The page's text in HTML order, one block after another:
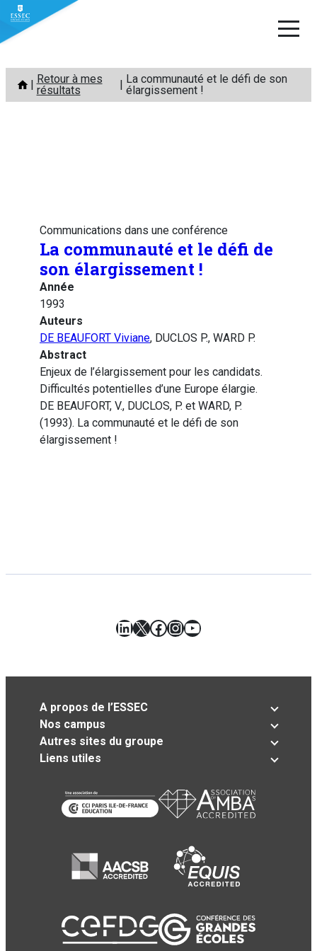
Aller
contenu
Retour à mes
résultats
La communauté et le défi de son
élargissement !
Communications dans une conférence
La communauté et le défi de
son élargissement !
Année
1993
Auteurs
DE BEAUFORT Viviane, DUCLOS P., WARD P.
Abstract
Enjeux de l’élargissement pour les candidats.
Difficultés potentielles d’une Europe élargie.
DE BEAUFORT, V., DUCLOS, P. et WARD, P.
(1993). La communauté et le défi de son
élargissement !
LinkedIn
X Facebook
Instagram
YouTube
A propos de l’ESSEC
Nos campus
Autres sites du groupe
Liens utiles